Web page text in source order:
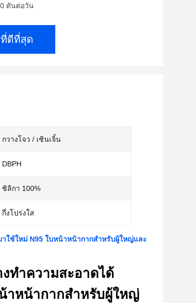
ตันต่อวัน
ดีที่สุด
กวางโจว / เซินเจิ้น
DBPH
ซิลิกา 100%
กึ่งโปร่งใส
าใช้ใหม่ N95 ใบหน้าหน้ากากสำหรับผู้ใหญ่และ
ทำความสะอาดได้
าหน้ากากสำหรับผู้ใหญ่